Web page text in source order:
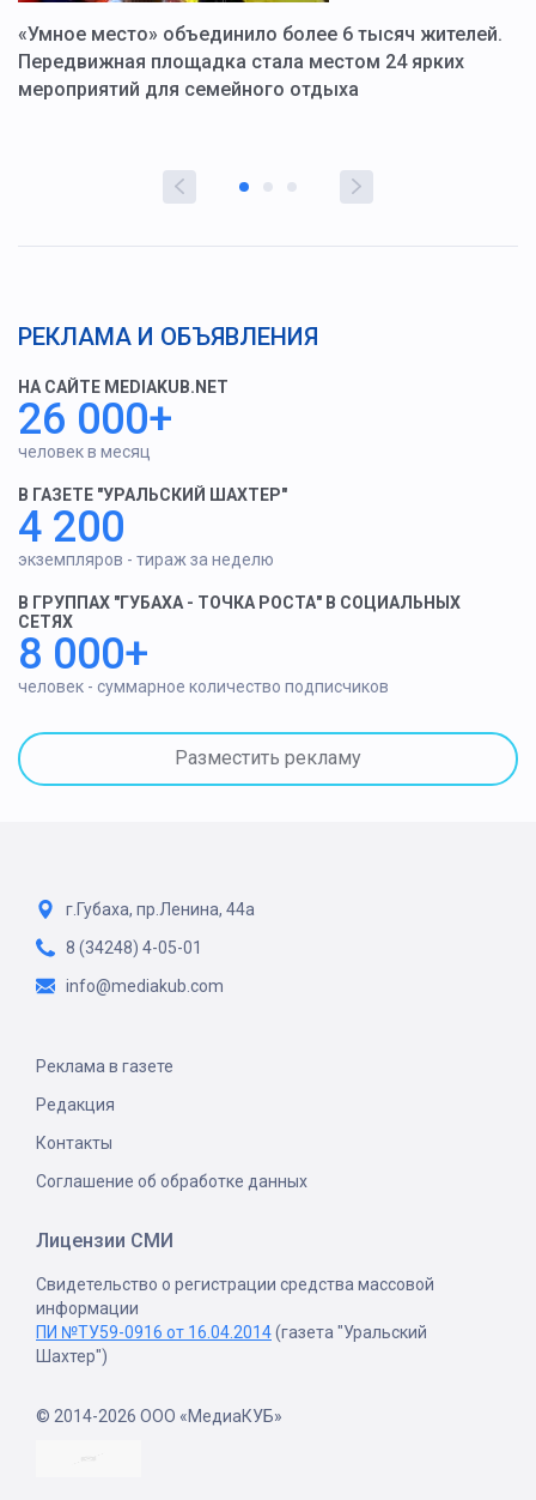
«Умное место» объединило более 6 тысяч жителей.
Передвижная площадка стала местом 24 ярких
мероприятий для семейного отдыха
РЕКЛАМА И ОБЪЯВЛЕНИЯ
НА САЙТЕ MEDIAKUB.NET
26 000+
человек в месяц
В ГАЗЕТЕ "УРАЛЬСКИЙ ШАХТЕР"
4 200
экземпляров - тираж за неделю
В ГРУППАХ "ГУБАХА - ТОЧКА РОСТА" В СОЦИАЛЬНЫХ
СЕТЯХ
8 000+
человек - суммарное количество подписчиков
Разместить рекламу
г.Губаха, пр.Ленина, 44а
8 (34248) 4-05-01
info@mediakub.com
Реклама в газете
Редакция
Контакты
Соглашение об обработке данных
Лицензии СМИ
Свидетельство о регистрации средства массовой
информации
ПИ №ТУ59-0916 от 16.04.2014(газета "Уральский
Шахтер")
© 2014-2026 ООО «МедиаКУБ»